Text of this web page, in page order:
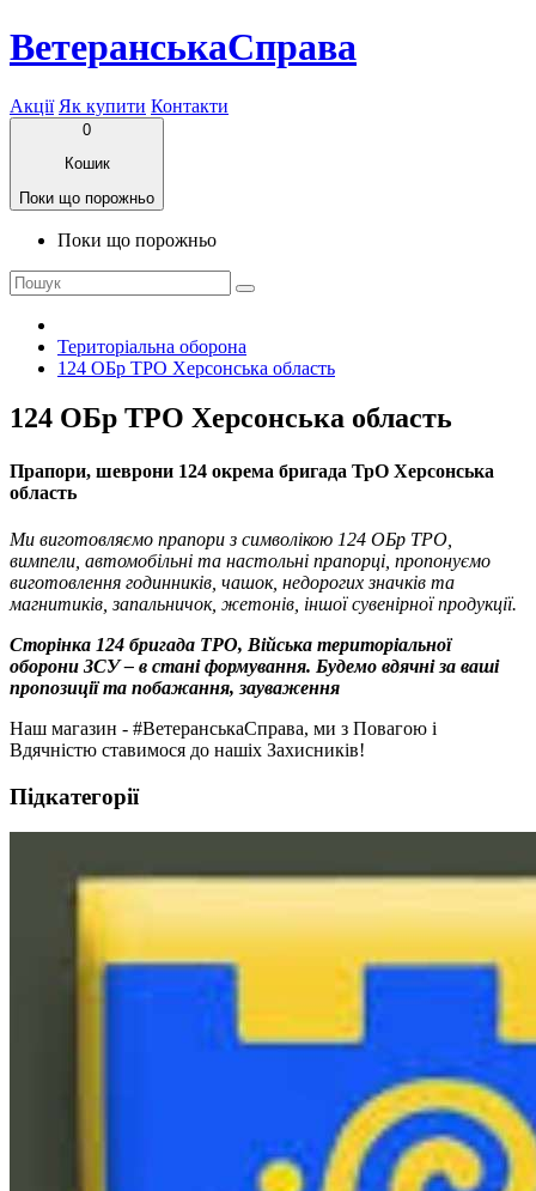
ВетеранськаСправа
Акції Як купити Контакти
0
Кошик
Поки що порожньо
Поки що порожньо
Територіальна оборона
124 ОБр ТРО Херсонська область
124 ОБр ТРО Херсонська область
Прапори, шеврони 124 окрема бригада ТрО Херсонська
область
Ми виготовляємо прапори з символікою 124 ОБр ТРО,
вимпели, автомобільні та настольні прапорці, пропонуємо
виготовлення годинників, чашок, недорогих значків та
магнитиків, запальничок, жетонів, іншої сувенірної продукції.
Сторінка 124 бригада ТРО, Війська територіальної
оборони ЗСУ – в стані формування. Будемо вдячні за ваші
пропозиції та побажання, зауваження
Наш магазин - #ВетеранськаСправа, ми з Повагою і
Вдячністю ставимося до нашіх Захисників!
Підкатегорії